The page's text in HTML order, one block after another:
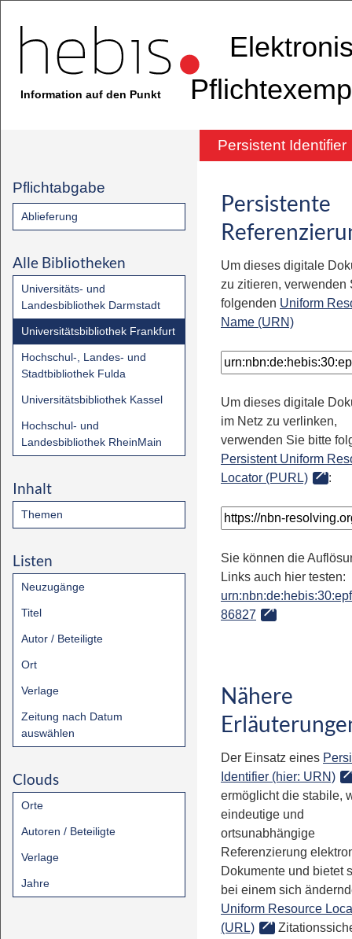
Information auf den Punkt
Persistent Identifier
Pflichtabgabe
Ablieferung
Alle Bibliotheken
Universitäts- und
Landesbibliothek Darmstadt
Universitätsbibliothek Frankfurt
Hochschul-, Landes- und
Stadtbibliothek Fulda
Universitätsbibliothek Kassel
Hochschul- und
Landesbibliothek RheinMain
Inhalt
Themen
Listen
Neuzugänge
Titel
Autor / Beteiligte
Ort
Verlage
Zeitung nach Datum
auswählen
Clouds
Orte
Autoren / Beteiligte
Verlage
Jahre
Persistente
Um dieses digitale
zu zitieren, verwenden
folgenden Uniform
Name (URN)
Um dieses digitale
im Netz zu verlinken,
verwenden Sie bitte
Persistent Uniform
Locator (PURL)
:
Sie können die
Links auch hier testen:
86827
Nähere
Der Einsatz eines
Identifier (hier: URN)
ermöglicht die stabile,
eindeutige und
ortsunabhängige
Referenzierung
Dokumente und bietet
bei einem sich
Uniform Resource
(URL)